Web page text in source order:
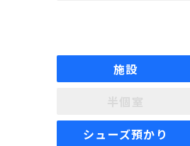
施設
シューズ預かり